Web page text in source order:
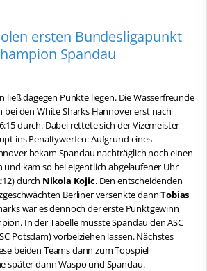
ersten Bundesligapunkt
Spandau
ließ dagegen Punkte liegen. Die Wasserfreunde
bei den White Sharks Hannover erst nach
durch. Dabei rettete sich der Vizemeister
ins Penaltywerfen: Aufgrund eines
bekam Spandau nachträglich noch einen
kam so bei eigentlich abgelaufener Uhr
durch Nikola Kojic. Den entscheidenden
Berliner versenkte dannTobias
war es dennoch der erste Punktgewinn
In der Tabelle musste Spandau den ASC
Potsdam) vorbeiziehen lassen. Nächstes
beiden Teams dann zum Topspiel
später dann Waspo und Spandau.